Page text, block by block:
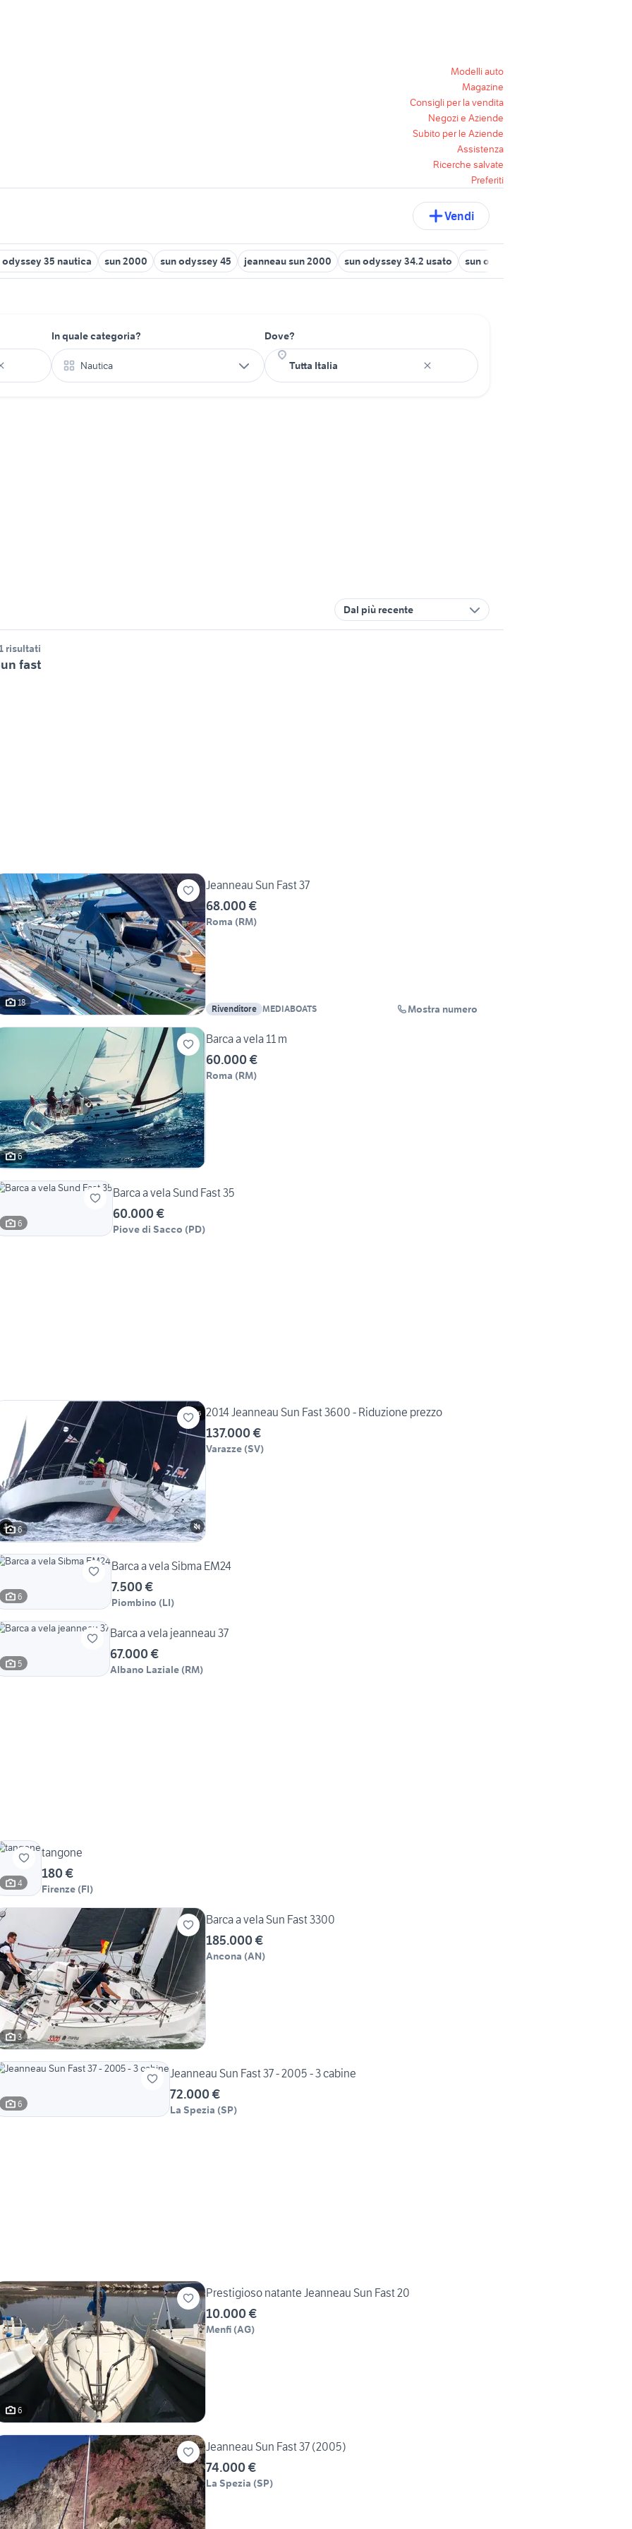
Modelli auto
Magazine
Consigli per la vendita
Negozi e Aziende
Subito per le Aziende
Assistenza
Ricerche salvate
Preferiti
Vendi
odyssey 35 nautica sun 2000 sun odyssey 45 jeanneau sun 2000 sun odyssey 34.2 usato sun odyssey 37
In quale categoria?
Nautica
Dove?
Dal più recente
risultati
fast
18
Jeanneau Sun Fast 37
68.000 €
Roma (RM)
Rivenditore MEDIABOATS Mostra numero
6
Barca a vela 11 m
60.000 €
Roma (RM)
6
Barca a vela Sund Fast 35
60.000 €
Piove di Sacco (PD)
6
2014 Jeanneau Sun Fast 3600 - Riduzione prezzo
137.000 €
Varazze (SV)
6
Barca a vela Sibma EM24
7.500 €
Piombino (LI)
5
Barca a vela jeanneau 37
67.000 €
Albano Laziale (RM)
4
tangone
180 €
Firenze (FI)
3
Barca a vela Sun Fast 3300
185.000 €
Ancona (AN)
6
Jeanneau Sun Fast 37 - 2005 - 3 cabine
72.000 €
La Spezia (SP)
6
Prestigioso natante Jeanneau Sun Fast 20
10.000 €
Menfi (AG)
Jeanneau Sun Fast 37 (2005)
74.000 €
La Spezia (SP)